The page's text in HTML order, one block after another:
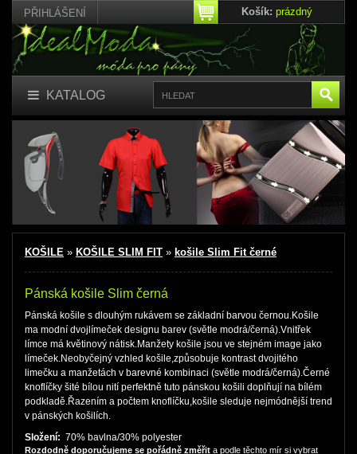
PŘIHLÁŠENÍ Košík: prázdný
KATALOG
KOŠILE » KOŠILE SLIM FIT » košile Slim Fit černé
Pánská košile Slim černá
Pánská košile s dlouhým rukávem se základní barvou černou.Košile
ma modní dvojlímeček designu barev (světle modrá/černá).Vnitřek
límce má květinový nátisk.Manžety košile jsou ve stejném image jako
límeček.Neobyčejný vzhled košile,způsobuje kontrast dvojitého
limečku a manžetách v barevné kombinaci (světle modrá/černá).Černé
knoflíčky šité bílou nití perfektně tuto pánskou košili doplňují na bílém
podkladě.Řazením a počtem knoflíčku,košile sleduje nejmódnější trend
v pánských košilích.
Složení: 70% bavlna/30% polyester
Rozdodně doporučujeme se pořádně změřit a podle těchto mír si vybrat